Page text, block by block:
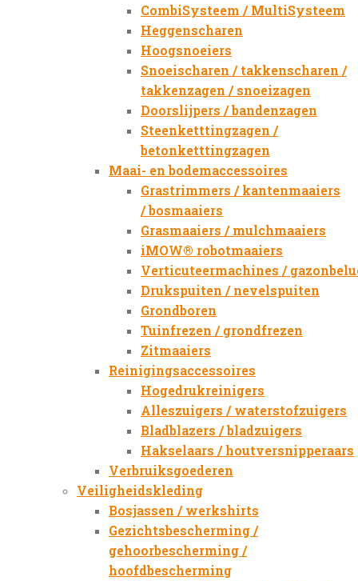
CombiSysteem / MultiSysteem
Heggenscharen
Hoogsnoeiers
Snoeischaren / takkenscharen /
takkenzagen / snoeizagen
Doorslijpers / bandenzagen
Steenketttingzagen /
betonketttingzagen
Maai- en bodemaccessoires
Grastrimmers / kantenmaaiers
/ bosmaaiers
Grasmaaiers / mulchmaaiers
iMOW® robotmaaiers
Verticuteermachines /
Drukspuiten / nevelspuiten
Grondboren
Tuinfrezen / grondfrezen
Zitmaaiers
Reinigingsaccessoires
Hogedrukreinigers
Alleszuigers / waterstofzuigers
Bladblazers / bladzuigers
Hakselaars / houtversnipperaars
Verbruiksgoederen
Veiligheidskleding
Bosjassen / werkshirts
Gezichtsbescherming /
gehoorbescherming /
hoofdbescherming